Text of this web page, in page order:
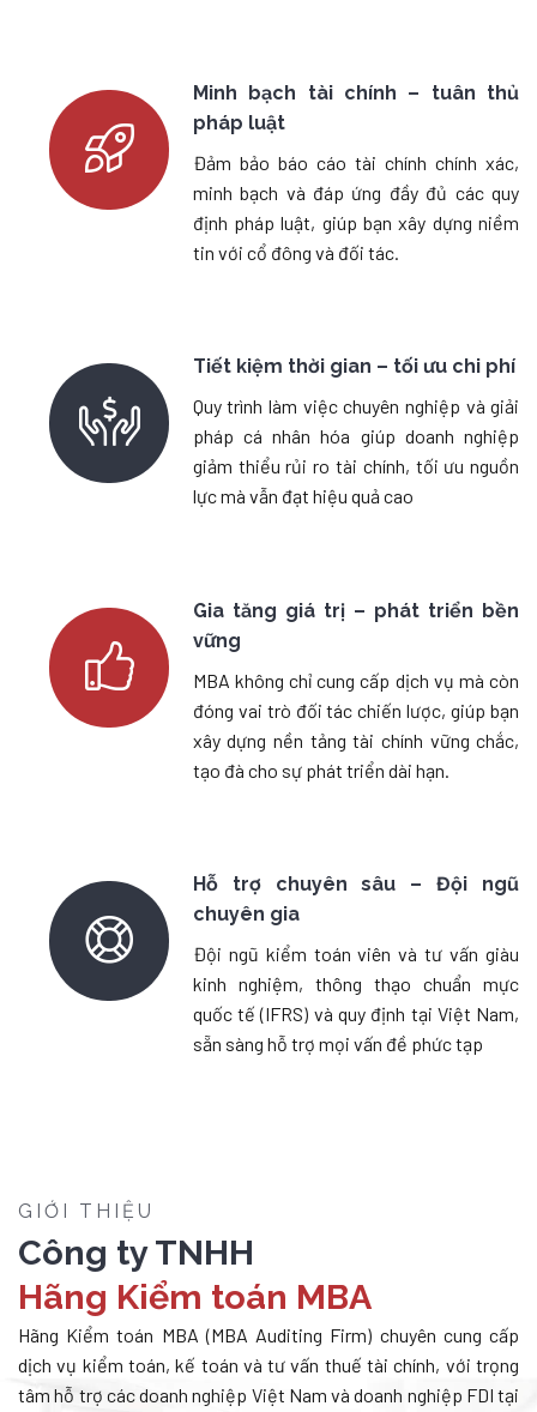
Minh bạch tài chính – tuân thủ
pháp luật
Đảm bảo báo cáo tài chính chính xác,
minh bạch và đáp ứng đầy đủ các quy
định pháp luật, giúp bạn xây dựng niềm
tin với cổ đông và đối tác.
Tiết kiệm thời gian – tối ưu chi phí
Quy trình làm việc chuyên nghiệp và giải
pháp cá nhân hóa giúp doanh nghiệp
giảm thiểu rủi ro tài chính, tối ưu nguồn
lực mà vẫn đạt hiệu quả cao
Gia tăng giá trị – phát triển bền
vững
MBA không chỉ cung cấp dịch vụ mà còn
đóng vai trò đối tác chiến lược, giúp bạn
xây dựng nền tảng tài chính vững chắc,
tạo đà cho sự phát triển dài hạn.
Hỗ trợ chuyên sâu – Đội ngũ
chuyên gia
Đội ngũ kiểm toán viên và tư vấn giàu
kinh nghiệm, thông thạo chuẩn mực
quốc tế (IFRS) và quy định tại Việt Nam,
sẵn sàng hỗ trợ mọi vấn đề phức tạp
GIỚI THIỆU
Công ty TNHH
Hãng Kiểm toán MBA
Hãng Kiểm toán MBA (MBA Auditing Firm) chuyên cung cấp
dịch vụ kiểm toán, kế toán và tư vấn thuế tài chính, với trọng
tâm hỗ trợ các doanh nghiệp Việt Nam và doanh nghiệp FDI tại